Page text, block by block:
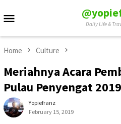
to
Daily Life &
Home Culture
Meriahnya Acara
Pulau Penyengat 2019
Yopiefranz
February 15, 2019